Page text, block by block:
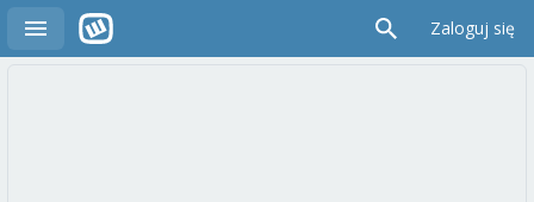
Zaloguj się